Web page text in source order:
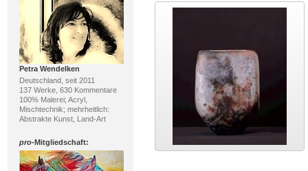
Petra Wendelken
Deutschland, seit 2011
137 Werke, 630 Kommentare
100% Malerei; Acryl,
Mischtechnik; mehrheitlich:
Abstrakte Kunst, Land-Art
pro-Mitgliedschaft: